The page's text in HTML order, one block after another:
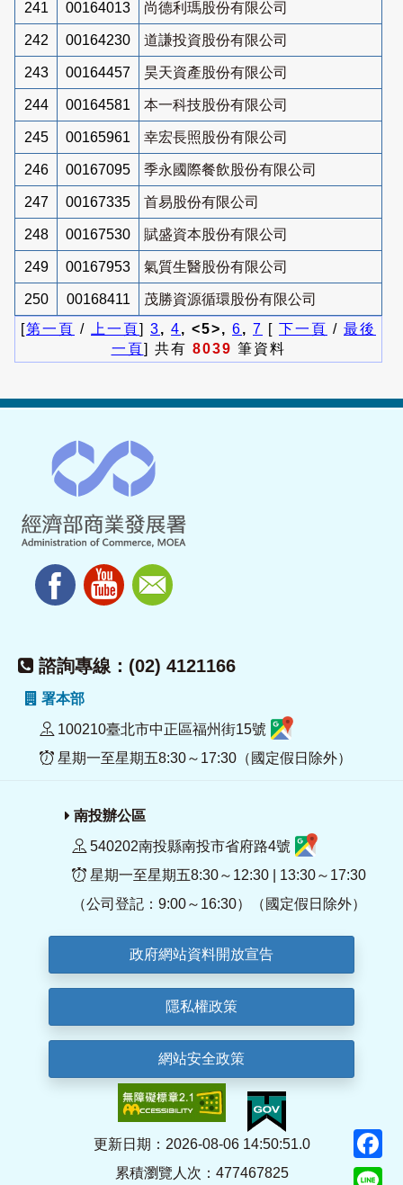
241 00164013 尚德利瑪股份有限公司
242 00164230 道謙投資股份有限公司
243 00164457 昊天資產股份有限公司
244 00164581 本一科技股份有限公司
245 00165961 幸宏長照股份有限公司
246 00167095 季永國際餐飲股份有限公司
247 00167335 首易股份有限公司
248 00167530 賦盛資本股份有限公司
249 00167953 氣質生醫股份有限公司
250 00168411
茂勝資源循環股份有限公司
[第一頁 / 上一頁] 3, 4, <5>, 6, 7 [ 下一頁 / 最後
一頁] 共有 8039 筆資料
諮詢專線：(02) 4121166
署本部
100210臺北市中正區福州街15號
星期一至星期五8:30～17:30（國定假日除外）
南投辦公區
540202南投縣南投市省府路4號
星期一至星期五8:30～12:30 | 13:30～17:30
（公司登記：9:00～16:30）（國定假日除外）
政府網站資料開放宣告
隱私權政策
網站安全政策
更新日期：2026-08-06 14:50:51.0
累積瀏覽人次：477467825